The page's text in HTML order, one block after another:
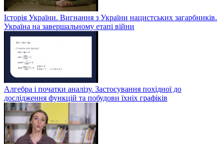
Історія України. Вигнання з України нацистських загарбників.
Україна на завершальному етапі війни
Алгебра і початки аналізу. Застосування похідної до
дослідження функцій та побудови їхніх графіків